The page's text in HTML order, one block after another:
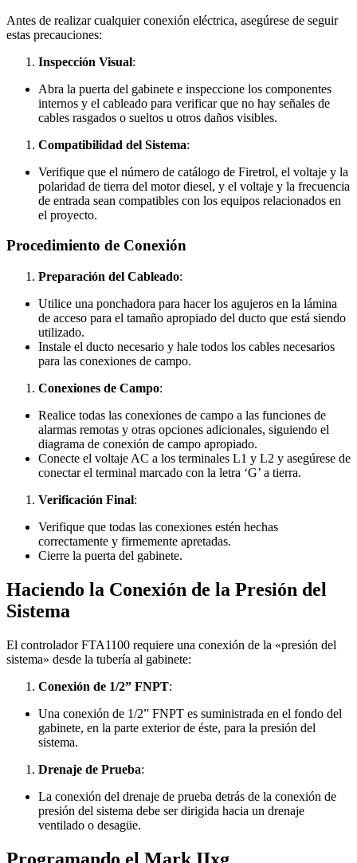
Antes de realizar cualquier conexión eléctrica, asegúrese de seguir
estas precauciones:
Inspección Visual:
Abra la puerta del gabinete e inspeccione los componentes
internos y el cableado para verificar que no hay señales de
cables rasgados o sueltos u otros daños visibles.
Compatibilidad del Sistema:
Verifique que el número de catálogo de Firetrol, el voltaje y la
polaridad de tierra del motor diesel, y el voltaje y la frecuencia
de entrada sean compatibles con los equipos relacionados en
el proyecto.
Procedimiento de Conexión
Preparación del Cableado:
Utilice una ponchadora para hacer los agujeros en la lámina
de acceso para el tamaño apropiado del ducto que está siendo
utilizado.
Instale el ducto necesario y hale todos los cables necesarios
para las conexiones de campo.
Conexiones de Campo:
Realice todas las conexiones de campo a las funciones de
alarmas remotas y otras opciones adicionales, siguiendo el
diagrama de conexión de campo apropiado.
Conecte el voltaje AC a los terminales L1 y L2 y asegúrese de
conectar el terminal marcado con la letra ‘G’ a tierra.
Verificación Final:
Verifique que todas las conexiones estén hechas
correctamente y firmemente apretadas.
Cierre la puerta del gabinete.
Haciendo la Conexión de la Presión del
Sistema
El controlador FTA1100 requiere una conexión de la «presión del
sistema» desde la tubería al gabinete:
Conexión de 1/2” FNPT:
Una conexión de 1/2” FNPT es suministrada en el fondo del
gabinete, en la parte exterior de éste, para la presión del
sistema.
Drenaje de Prueba:
La conexión del drenaje de prueba detrás de la conexión de
presión del sistema debe ser dirigida hacia un drenaje
ventilado o desagüe.
Programando el Mark IIxg